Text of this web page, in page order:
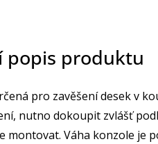
popis produktu
pro zavěšení desek v
nutno dokoupit zvlášť
montovat. Váha konzole je